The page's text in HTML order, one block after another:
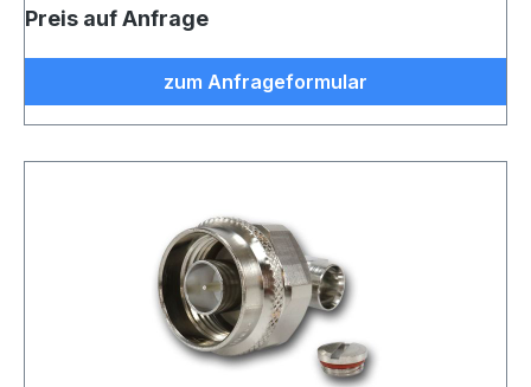
Preis auf Anfrage
zum Anfrageformular